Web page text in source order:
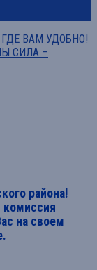
ВАМ УДОБНО!
СИЛА –
района!
комиссия
на своем